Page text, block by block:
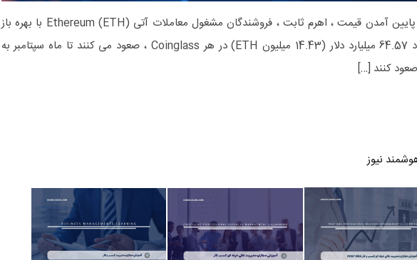
هفته اتریوم: پایین آمدن قیمت ، اهرم ثابت ، فروشندگان مشغول معاملات آتی Ethereum (ETH) با بهره باز
(OI) در حدود 64.57 میلیارد دلار (14.43 میلیون ETH) در هر Coinglass ، صعود می کنند تا ماه سپتامبر به
کنند […]
نیوز